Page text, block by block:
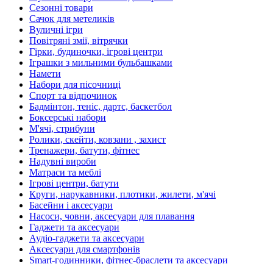
Сезонні товари
Сачок для метеликів
Вуличні ігри
Повітряні змії, вітрячки
Гірки, будиночки, ігрові центри
Іграшки з мильними бульбашками
Намети
Набори для пісочниці
Спорт та відпочинок
Бадмінтон, теніс, дартс, баскетбол
Боксерські набори
М'ячі, стрибуни
Ролики, скейти, ковзани , захист
Тренажери, батути, фітнес
Надувні вироби
Матраси та меблі
Ігрові центри, батути
Круги, нарукавники, плотики, жилети, м'ячі
Басейни і аксесуари
Насоси, човни, аксесуари для плавання
Гаджети та аксесуари
Аудіо-гаджети та аксесуари
Аксесуари для смартфонів
Smart-годинники, фітнес-браслети та аксесуари